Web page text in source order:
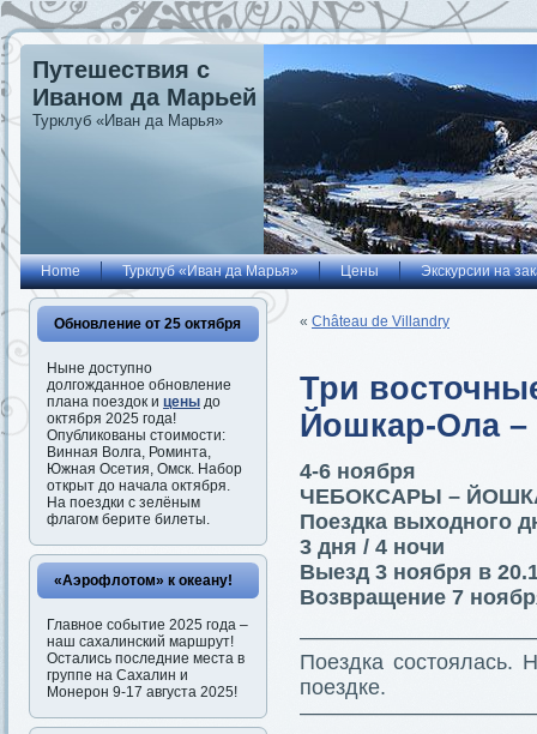
Путешествия с
Иваном да Марьей
Турклуб «Иван да Марья»
Home Турклуб «Иван да Марья» Цены Экскурсии на
Обновление от 25 октября
Ныне доступно
долгожданное обновление
плана поездок и цены до
октября 2025 года!
Опубликованы стоимости:
Винная Волга, Роминта,
Южная Осетия, Омск. Набор
открыт до начала октября.
На поездки с зелёным
флагом берите билеты.
«Аэрофлотом» к океану!
Главное событие 2025 года –
наш сахалинский маршрут!
Остались последние места в
группе на Сахалин и
Монерон 9-17 августа 2025!
« Château de Villandry
Три
Йошкар-Ола –
4-6 ноября
ЧЕБОКСАРЫ –
Поездка выходного
3 дня / 4 ночи
Выезд 3 ноября в
Возвращение 7
Поездка состоялась.
поездке.